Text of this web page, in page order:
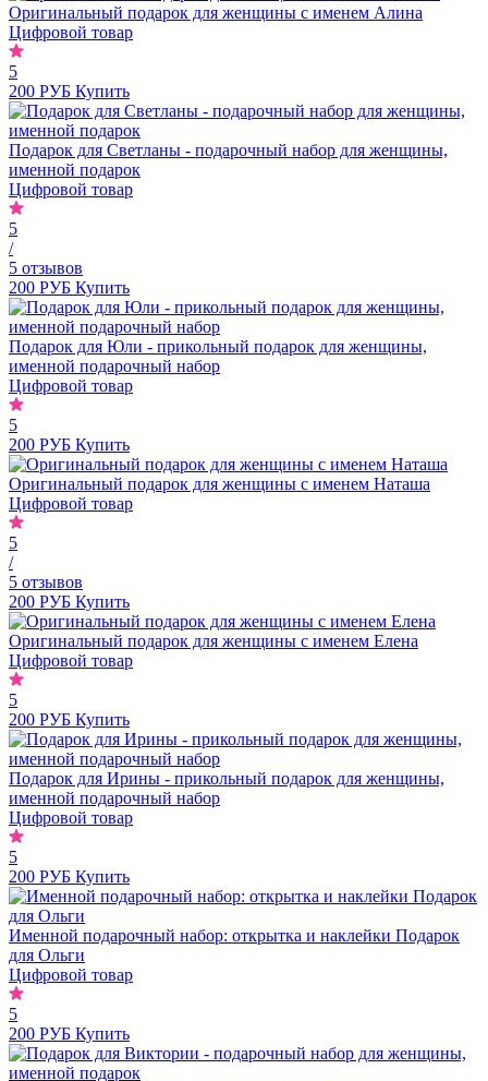
Оригинальный подарок для женщины с именем Алина
Цифровой товар
5
200 РУБ Купить
Подарок для Светланы - подарочный набор для женщины,
именной подарок
Цифровой товар
5
/
5 отзывов
200 РУБ Купить
Подарок для Юли - прикольный подарок для женщины,
именной подарочный набор
Цифровой товар
5
200 РУБ Купить
Оригинальный подарок для женщины с именем Наташа
Цифровой товар
5
/
5 отзывов
200 РУБ Купить
Оригинальный подарок для женщины с именем Елена
Цифровой товар
5
200 РУБ Купить
Подарок для Ирины - прикольный подарок для женщины,
именной подарочный набор
Цифровой товар
5
200 РУБ Купить
Именной подарочный набор: открытка и наклейки Подарок
для Ольги
Цифровой товар
5
200 РУБ Купить